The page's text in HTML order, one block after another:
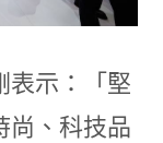
表示：「堅
尚、科技品